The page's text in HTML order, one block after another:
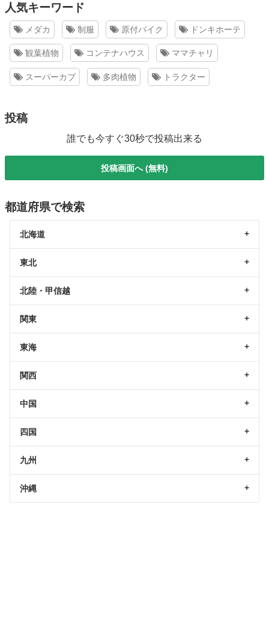
人気キーワード
メダカ 制服 原付バイク ドンキホーテ
観葉植物 コンテナハウス ママチャリ
スーパーカブ 多肉植物 トラクター
投稿
誰でも今すぐ30秒で投稿出来る
投稿画面へ (無料)
都道府県で検索
北海道
東北
北陸・甲信越
関東
東海
関西
中国
四国
九州
沖縄